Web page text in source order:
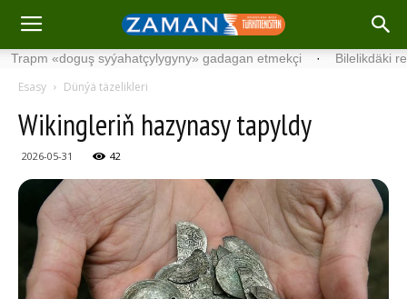
«doguş syýahatçylygyny» gadagan etmekçi · Bilelikdäki
Esasy Dünýä täzelikleri
Wikingleriň hazynasy tapyldy
2026-05-31 42